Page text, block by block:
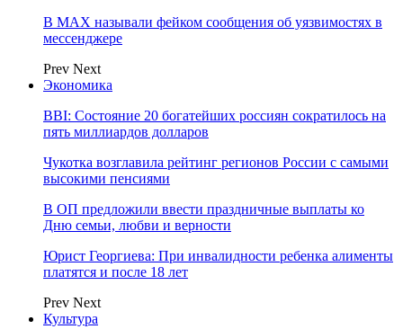
В МAX называли фейком сообщения об уязвимостях в
мессенджере
Prev Next
Экономика
BBI: Состояние 20 богатейших россиян сократилось на
пять миллиардов долларов
Чукотка возглавила рейтинг регионов России с самыми
высокими пенсиями
В ОП предложили ввести праздничные выплаты ко
Дню семьи, любви и верности
Юрист Георгиева: При инвалидности ребенка алименты
платятся и после 18 лет
Prev Next
Культура